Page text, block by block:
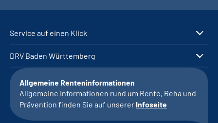
Service auf einen Klick
DRV Baden Württemberg
Allgemeine Renteninformationen
Allgemeine Informationen rund um Rente, Reha und
Prävention finden Sie auf unserer Infoseite